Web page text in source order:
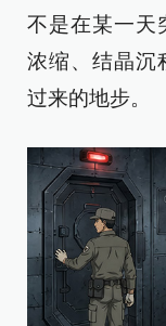
不是在某一天
浓缩、结晶沉
过来的地步。